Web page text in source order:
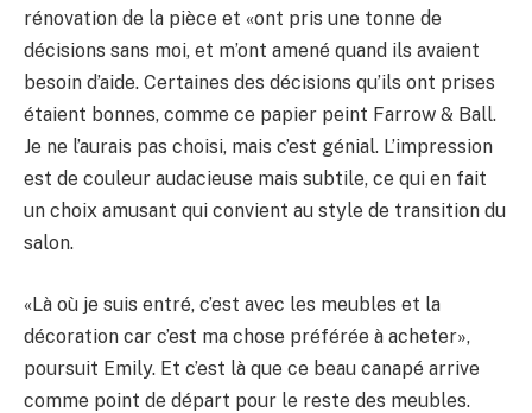
rénovation de la pièce et «ont pris une tonne de
décisions sans moi, et m’ont amené quand ils avaient
besoin d’aide. Certaines des décisions qu’ils ont prises
étaient bonnes, comme ce papier peint Farrow & Ball.
Je ne l’aurais pas choisi, mais c’est génial. L’impression
est de couleur audacieuse mais subtile, ce qui en fait
un choix amusant qui convient au style de transition du
salon.
«Là où je suis entré, c’est avec les meubles et la
décoration car c’est ma chose préférée à acheter»,
poursuit Emily. Et c’est là que ce beau canapé arrive
comme point de départ pour le reste des meubles.